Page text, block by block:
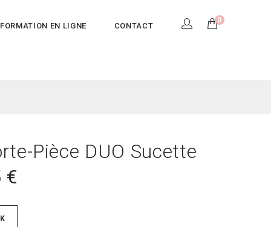
FORMATION EN LIGNE CONTACT
0
Pièce DUO Sucette
€